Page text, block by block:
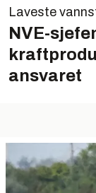
Laveste
NVE-
ansvaret